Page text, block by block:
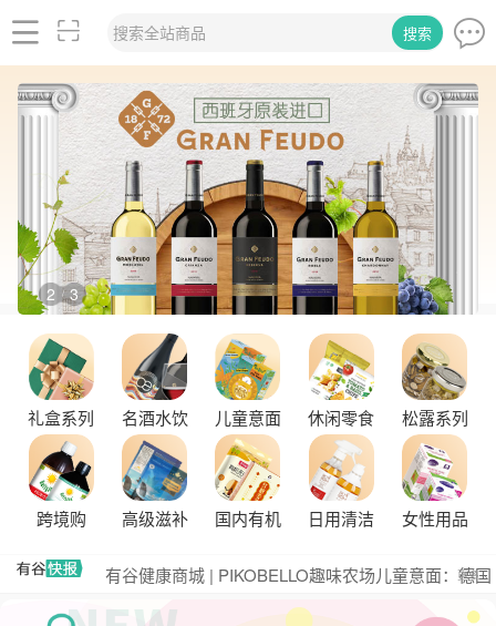
搜索全站商品 搜索
2 / 3
礼盒系列 名酒水饮 儿童意面 休闲零食 松露系列
跨境购 高级滋补 国内有机 日用清洁 女性用品
更多
式，共筑大健康产业有机生态新未来
有谷健康商城 | PIKOBELLO趣味农场儿童意面：德国
匠心打造的无盐健康新主张
有谷健康 | PIKOBELLO牌儿童意面：健康与美味的完
舌尖上的塞尔维亚黑松露，你了解多少？
探秘塞尔维亚松露的独特魅力
黑松露的热量是多少？